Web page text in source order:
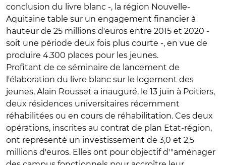
conclusion du livre blanc -, la région Nouvelle-
Aquitaine table sur un engagement financier à
hauteur de 25 millions d'euros entre 2015 et 2020 -
soit une période deux fois plus courte -, en vue de
produire 4.300 places pour les jeunes.
Profitant de ce séminaire de lancement de
l'élaboration du livre blanc sur le logement des
jeunes, Alain Rousset a inauguré, le 13 juin à Poitiers,
deux résidences universitaires récemment
réhabilitées ou en cours de réhabilitation. Ces deux
opérations, inscrites au contrat de plan Etat-région,
ont représenté un investissement de 3,0 et 2,5
millions d'euros. Elles ont pour objectif d'"aménager